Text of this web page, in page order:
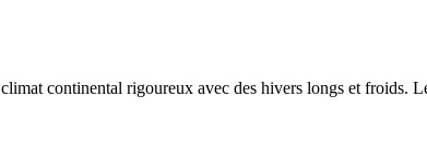
climat continental rigoureux avec des hivers longs et froids.